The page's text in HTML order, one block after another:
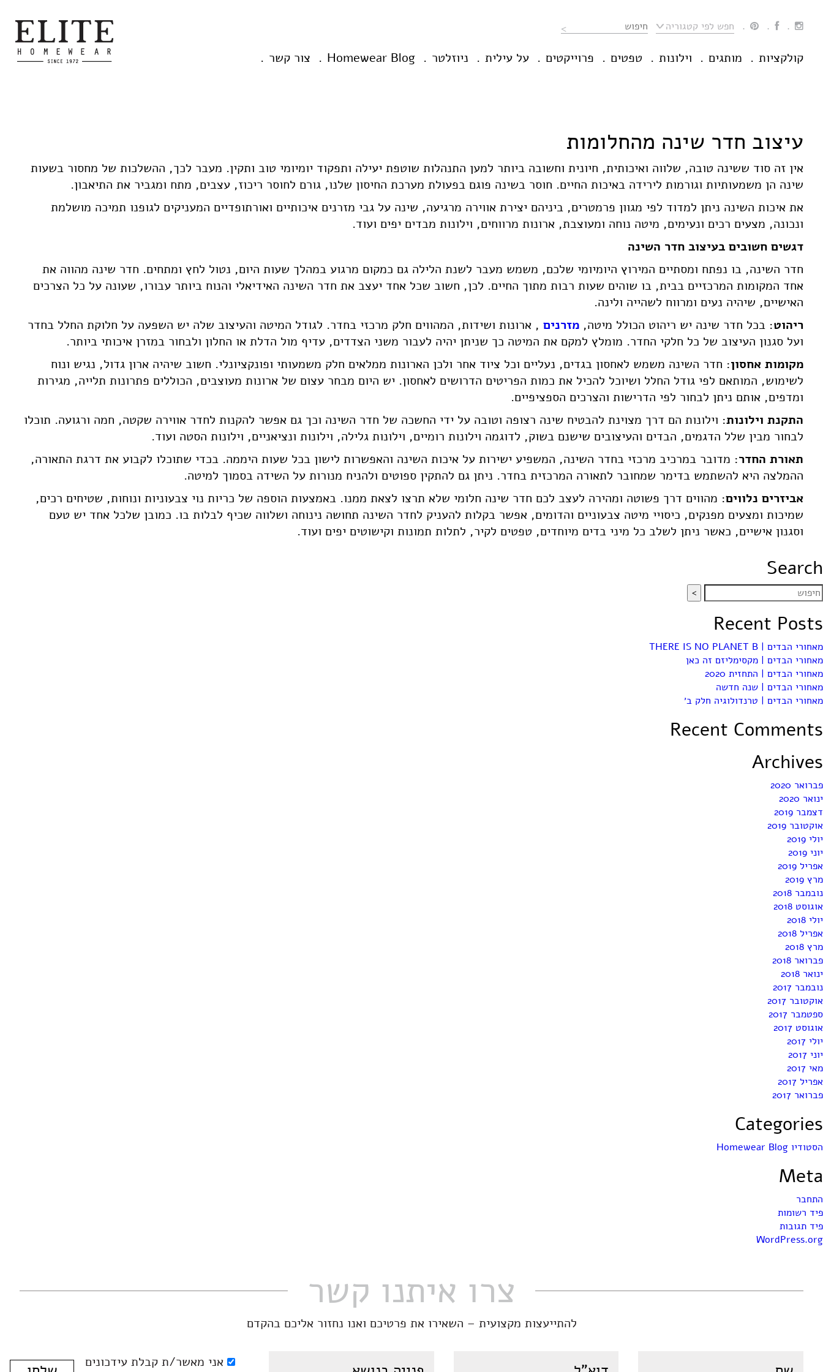
content
חפש לפי קטגוריה
קולקציות מותגים וילונות טפטים פרוייקטים על עילית ניוזלטר Homewear Blog צור קשר
עיצוב חדר שינה מהחלומות
אין זה סוד ששינה טובה, שלווה ואיכותית, חיונית וחשובה ביותר למען התנהלות שוטפת יעילה ותפקוד יומיומי טוב ותקין. מעבר לכך, ההשלכות של מחסור בשעות
שינה הן משמעותיות וגורמות לירידה באיכות החיים. חוסר בשינה פוגם בפעולת מערכת החיסון שלנו, גורם לחוסר ריכוז, עצבים, מתח ומגביר את התיאבון.
את איכות השינה ניתן למדוד לפי מגוון פרמטרים, ביניהם יצירת אווירה מרגיעה, שינה על גבי מזרנים איכותיים ואורתופדיים המעניקים לגופנו תמיכה מושלמת
ונכונה, מצעים רכים ונעימים, מיטה נוחה ומעוצבת, ארונות מרווחים, וילונות מבדים יפים ועוד.
דגשים חשובים בעיצוב חדר השינה
חדר השינה, בו נפתח ומסתיים המירוץ היומיומי שלכם, משמש מעבר לשנת הלילה גם כמקום מרגוע במהלך שעות היום, נטול לחץ ומתחים. חדר שינה מהווה את
אחד המקומות המרכזיים בבית, בו שוהים שעות רבות מתוך החיים. לכן, חשוב שכל אחד יעצב את חדר השינה האידיאלי והנוח ביותר עבורו, שעונה על כל הצרכים
האישיים, שיהיה נעים ומרווח לשהייה ולינה.
ריהוט: בכל חדר שינה יש ריהוט הכולל מיטה, מזרנים , ארונות ושידות, המהווים חלק מרכזי בחדר. לגודל המיטה והעיצוב שלה יש השפעה על חלוקת החלל בחדר
ועל סגנון העיצוב של כל חלקי החדר. מומלץ למקם את המיטה כך שניתן יהיה לעבור משני הצדדים, עדיף מול הדלת או החלון ולבחור במזרן איכותי ביותר.
מקומות אחסון: חדר השינה משמש לאחסון בגדים, נעליים וכל ציוד אחר ולכן הארונות ממלאים חלק משמעותי ופונקציונלי. חשוב שיהיה ארון גדול, נגיש ונוח
לשימוש, המותאם לפי גודל החלל ושיוכל להכיל את כמות הפריטים הדרושים לאחסון. יש היום מבחר עצום של ארונות מעוצבים, הכוללים פתרונות תלייה, מגירות
ומדפים, אותם ניתן לבחור לפי הדרישות והצרכים הספציפיים.
התקנת וילונות: וילונות הם דרך מצוינת להבטיח שינה רצופה וטובה על ידי החשכה של חדר השינה וכך גם אפשר להקנות לחדר אווירה שקטה, חמה ורגועה. תוכלו
לבחור מבין שלל הדגמים, הבדים והעיצובים שישנם בשוק, לדוגמה וילונות רומיים, וילונות גלילה, וילונות ונציאניים, וילונות הסטה ועוד.
תאורת החדר: מדובר במרכיב מרכזי בחדר השינה, המשפיע ישירות על איכות השינה והאפשרות לישון בכל שעות היממה. בכדי שתוכלו לקבוע את דרגת התאורה,
ההמלצה היא להשתמש בדימר שמחובר לתאורה המרכזית בחדר. ניתן גם להתקין ספוטים ולהניח מנורות על השידה בסמוך למיטה.
אביזרים נלווים: מהווים דרך פשוטה ומהירה לעצב לכם חדר שינה חלומי שלא תרצו לצאת ממנו. באמצעות הוספה של כריות נוי צבעוניות ונוחות, שטיחים רכים,
שמיכות ומצעים מפנקים, כיסויי מיטה צבעוניים והדומים, אפשר בקלות להעניק לחדר השינה תחושה נינוחה ושלווה שכיף לבלות בו. כמובן שלכל אחד יש טעם
וסגנון אישיים, כאשר ניתן לשלב כל מיני בדים מיוחדים, טפטים לקיר, לתלות תמונות וקישוטים יפים ועוד.
Search
Recent Posts
מאחורי הבדים | THERE IS NO PLANET B
מאחורי הבדים | מקסימליזם זה כאן
מאחורי הבדים | התחזית 2020
מאחורי הבדים | שנה חדשה
מאחורי הבדים | טרנדולוגיה חלק ב׳
Recent Comments
Archives
פברואר 2020
ינואר 2020
דצמבר 2019
אוקטובר 2019
יולי 2019
יוני 2019
אפריל 2019
מרץ 2019
נובמבר 2018
אוגוסט 2018
יולי 2018
אפריל 2018
מרץ 2018
פברואר 2018
ינואר 2018
נובמבר 2017
אוקטובר 2017
ספטמבר 2017
אוגוסט 2017
יולי 2017
יוני 2017
מאי 2017
אפריל 2017
פברואר 2017
Categories
הסטודיו Homewear Blog
Meta
התחבר
פיד רשומות
פיד תגובות
WordPress.org
צרו איתנו קשר
להתייעצות מקצועית – השאירו את פרטיכם ואנו נחזור אליכם בהקדם
אני מאשר/ת קבלת עידכונים